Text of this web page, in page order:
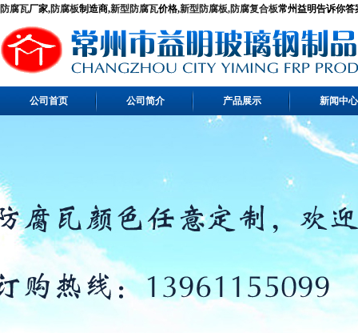
防腐瓦厂家,防腐板制造商,新型防腐瓦价格,新型防腐板,防腐复合板常州益明告诉你答
公司首页 公司简介 产品展示 新闻中心